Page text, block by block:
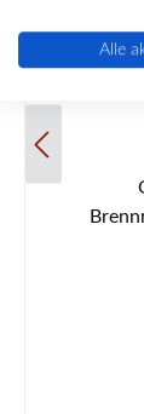
Alle